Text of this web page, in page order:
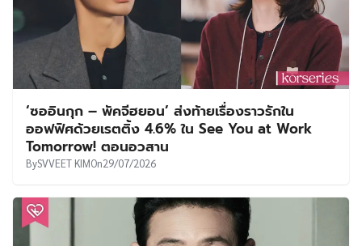
‘ซออินกุก – พัคจีฮยอน’ ส่งท้ายเรื่องราวรักใน
ออฟฟิศด้วยเรตติ้ง 4.6% ใน See You at Work
Tomorrow! ตอนอวสาน
BySVVEET KIMOn29/07/2026